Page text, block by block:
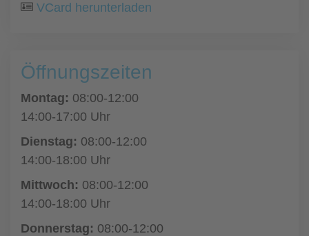
VCard herunterladen
Öffnungszeiten
Montag: 08:00-12:00
14:00-17:00 Uhr
Dienstag: 08:00-12:00
14:00-18:00 Uhr
Mittwoch: 08:00-12:00
14:00-18:00 Uhr
Donnerstag: 08:00-12:00